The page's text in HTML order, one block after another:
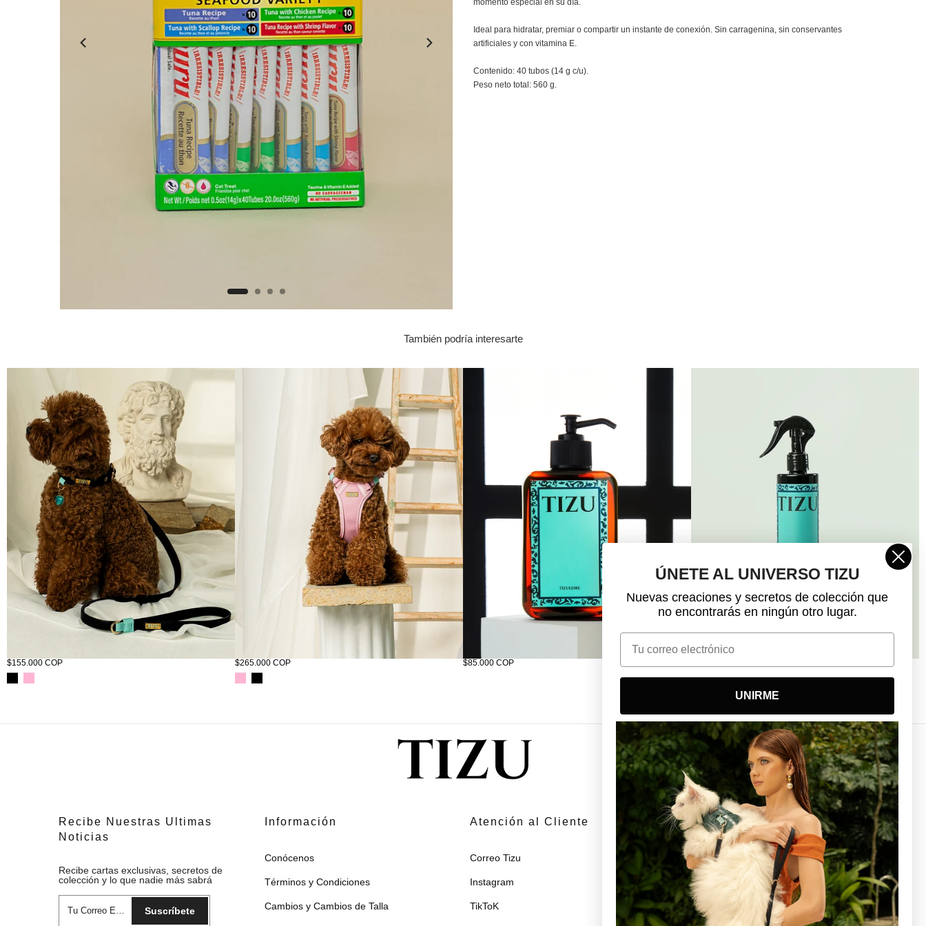
momento especial en su día.
Ideal para hidratar, premiar o compartir un instante de conexión. Sin carragenina, sin conservantes
artificiales y con vitamina E.
Contenido: 40 tubos (14 g c/u).
Peso neto total: 560 g.
También podría interesarte
$155.000 COP $265.000 COP
Tizuleire elixir de salmón para el pelaje
$85.000 COP
Tizunuit - Bruma de Serenidad
Recibe Nuestras Ultimas
Noticias
Recibe cartas exclusivas, secretos de
colección y lo que nadie más sabrá
Suscríbete
Información
Conócenos
Términos y Condiciones
Cambios y Cambios de Talla
Atención al Cliente
Correo Tizu
Instagram
TikToK
Boutiques Tizu
ÚNETE AL UNIVERSO TIZU
Nuevas creaciones y secretos de colección que
no encontrarás en ningún otro lugar.
Email
UNIRME